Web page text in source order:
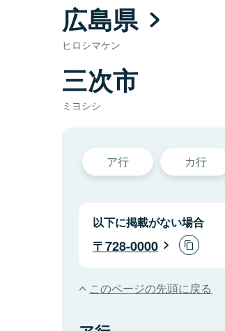
広島県
ヒロシマケン
三次市
ミヨシシ
ア行 カ行
以下に掲載がない場合
728-0000
このページの先頭に戻る